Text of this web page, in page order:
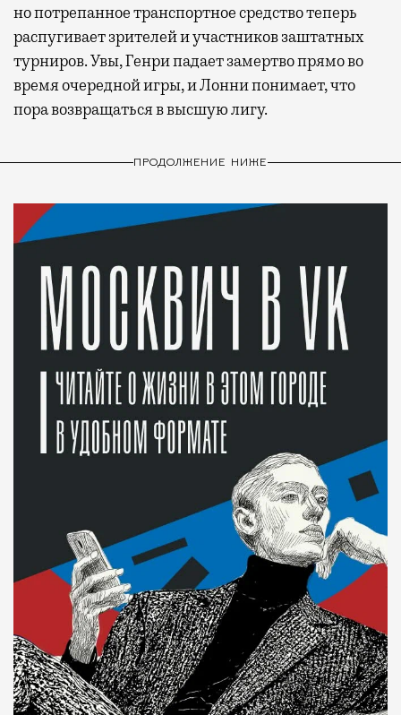
но потрепанное транспортное средство теперь
распугивает зрителей и участников заштатных
турниров. Увы, Генри падает замертво прямо во
время очередной игры, и Лонни понимает, что
пора возвращаться в высшую лигу.
ПРОДОЛЖЕНИЕ НИЖЕ